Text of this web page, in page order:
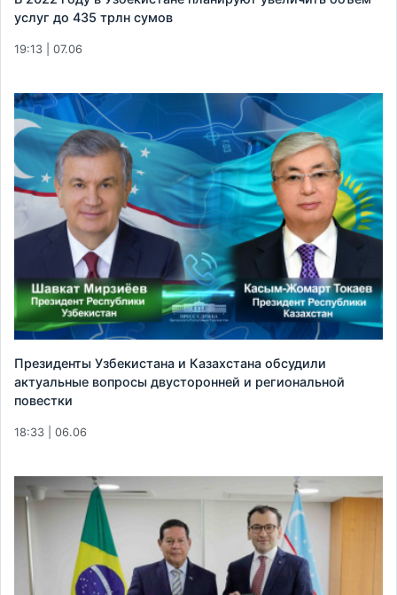
услуг до 435 трлн сумов
19:13 | 07.06
Президенты Узбекистана и Казахстана обсудили
актуальные вопросы двусторонней и региональной
повестки
18:33 | 06.06